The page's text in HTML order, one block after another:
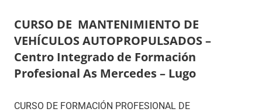
CURSO DE MANTENIMIENTO DE
VEHÍCULOS AUTOPROPULSADOS –
Centro Integrado de Formación
Profesional As Mercedes – Lugo
CURSO DE FORMACIÓN PROFESIONAL DE